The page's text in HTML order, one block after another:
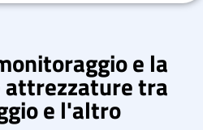
e la
tra
e l'altro